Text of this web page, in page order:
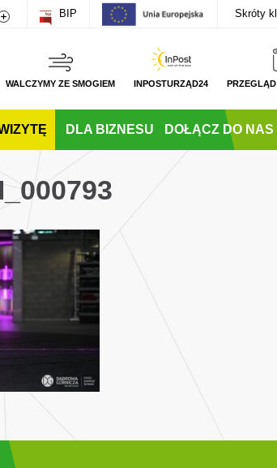
rozmiar czcionki
Zwiększ rozmiar czcionki
BIP Skróty
WALCZYMY ZE SMOGIEM INPOSTURZĄD24
DLA BIZNESU DOŁĄCZ DO NAS